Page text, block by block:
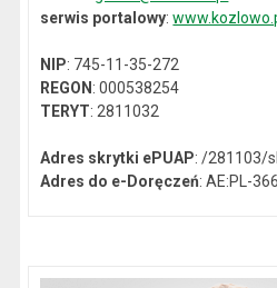
serwis portalowy:
NIP: 745-11-35-272
REGON: 000538254
TERYT: 2811032
Adres skrytki ePUAP: /281103/
Adres do e-Doręczeń: AE:PL-